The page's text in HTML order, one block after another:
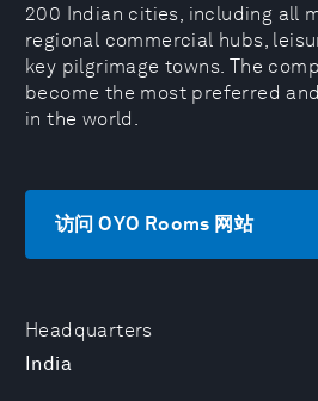
Headquarters
India
200 Indian cities, including all
regional commercial hubs,
key pilgrimage towns. The
become the most preferred
in the world.
访问 OYO Rooms 网站